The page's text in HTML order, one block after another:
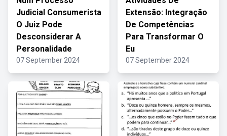
Judicial Consumerista
O Juiz Pode
Desconsiderar A
Personalidade
07 September 2024
Extensão: Integração
De Competências
Para Transformar O
Eu
07 September 2024